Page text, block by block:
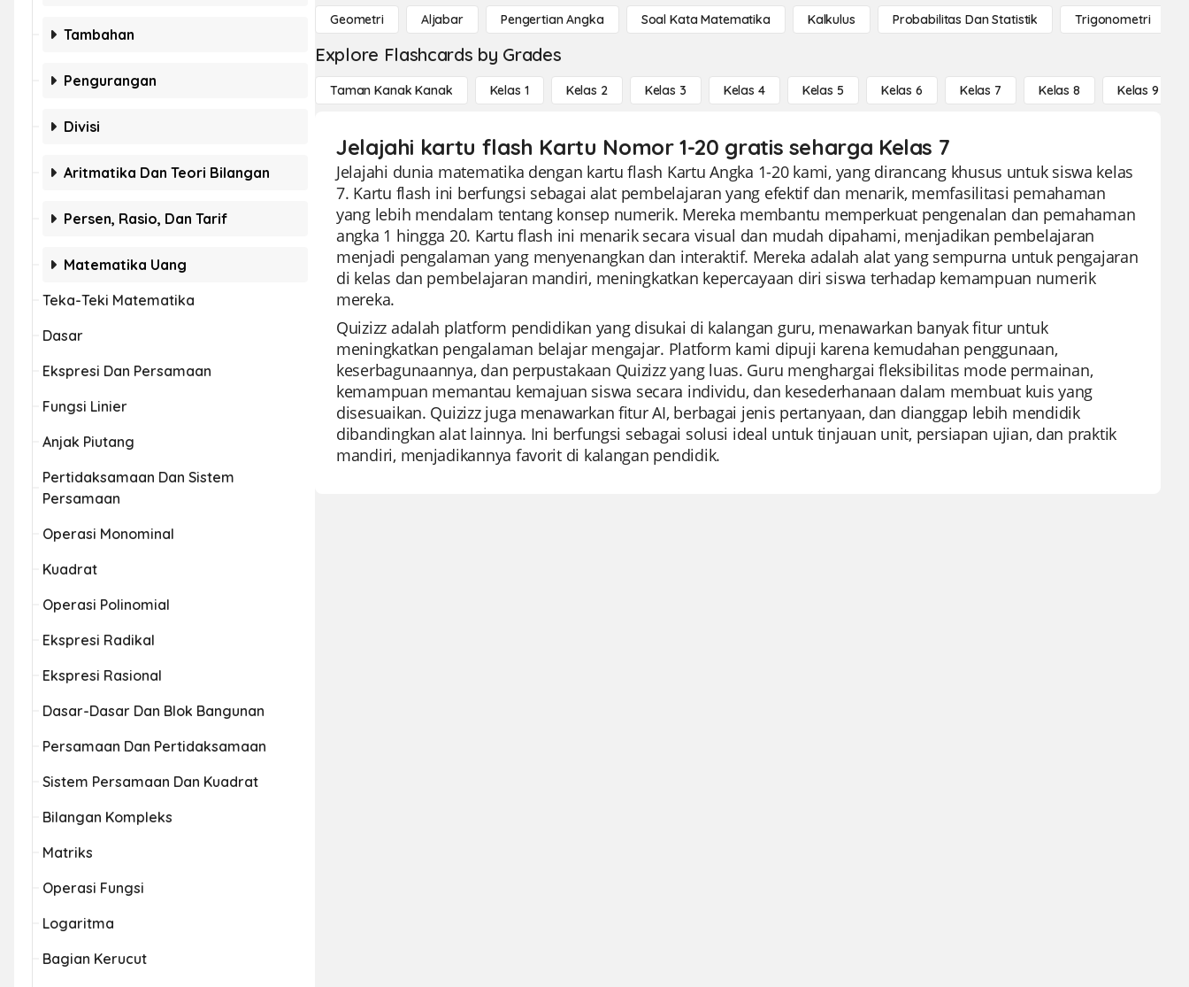
Tambahan
Pengurangan
Divisi
Aritmatika Dan Teori Bilangan
Persen, Rasio, Dan Tarif
Matematika Uang
Teka-Teki Matematika
Dasar
Ekspresi Dan Persamaan
Fungsi Linier
Anjak Piutang
Pertidaksamaan Dan Sistem
Persamaan
Operasi Monominal
Kuadrat
Operasi Polinomial
Ekspresi Radikal
Ekspresi Rasional
Dasar-Dasar Dan Blok Bangunan
Persamaan Dan Pertidaksamaan
Sistem Persamaan Dan Kuadrat
Bilangan Kompleks
Matriks
Operasi Fungsi
Logaritma
Bagian Kerucut
Geometri Aljabar Pengertian Angka Soal Kata Matematika Kalkulus Probabilitas Dan Statistik Trigonometri
Explore Flashcards by Grades
Taman Kanak Kanak Kelas 1 Kelas 2 Kelas 3 Kelas 4 Kelas 5 Kelas 6 Kelas 7 Kelas 8 Kelas 9
Jelajahi kartu flash Kartu Nomor 1-20 gratis seharga Kelas 7
Jelajahi dunia matematika dengan kartu flash Kartu Angka 1-20 kami, yang dirancang khusus untuk siswa kelas
7. Kartu flash ini berfungsi sebagai alat pembelajaran yang efektif dan menarik, memfasilitasi pemahaman
yang lebih mendalam tentang konsep numerik. Mereka membantu memperkuat pengenalan dan pemahaman
angka 1 hingga 20. Kartu flash ini menarik secara visual dan mudah dipahami, menjadikan pembelajaran
menjadi pengalaman yang menyenangkan dan interaktif. Mereka adalah alat yang sempurna untuk pengajaran
di kelas dan pembelajaran mandiri, meningkatkan kepercayaan diri siswa terhadap kemampuan numerik
mereka.
Quizizz adalah platform pendidikan yang disukai di kalangan guru, menawarkan banyak fitur untuk
meningkatkan pengalaman belajar mengajar. Platform kami dipuji karena kemudahan penggunaan,
keserbagunaannya, dan perpustakaan Quizizz yang luas. Guru menghargai fleksibilitas mode permainan,
kemampuan memantau kemajuan siswa secara individu, dan kesederhanaan dalam membuat kuis yang
disesuaikan. Quizizz juga menawarkan fitur AI, berbagai jenis pertanyaan, dan dianggap lebih mendidik
dibandingkan alat lainnya. Ini berfungsi sebagai solusi ideal untuk tinjauan unit, persiapan ujian, dan praktik
mandiri, menjadikannya favorit di kalangan pendidik.